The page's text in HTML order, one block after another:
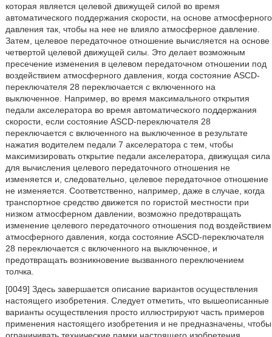
которая является целевой движущей силой во время
автоматического поддержания скорости, на основе атмосферного
давления так, чтобы на нее не влияло атмосферное давление.
Затем, целевое передаточное отношение вычисляется на основе
четвертой целевой движущей силы. Это делает возможным
пресечение изменения в целевом передаточном отношении под
воздействием атмосферного давления, когда состояние ASCD-
переключателя 28 переключается с включенного на
выключенное. Например, во время максимального открытия
педали акселератора во время автоматического поддержания
скорости, если состояние ASCD-переключателя 28
переключается с включенного на выключенное в результате
нажатия водителем педали 7 акселератора с тем, чтобы
максимизировать открытие педали акселератора, движущая сила
для вычисления целевого передаточного отношения не
изменяется и, следовательно, целевое передаточное отношение
не изменяется. Соответственно, например, даже в случае, когда
транспортное средство движется по гористой местности при
низком атмосферном давлении, возможно предотвращать
изменение целевого передаточного отношения под воздействием
атмосферного давления, когда состояние ASCD-переключателя
28 переключается с включенного на выключенное, и
предотвращать возникновение вызванного переключением
толчка.
[0049] Здесь завершается описание вариантов осуществления
настоящего изобретения. Следует отметить, что вышеописанные
варианты осуществления просто иллюстрируют часть примеров
применения настоящего изобретения и не предназначены, чтобы